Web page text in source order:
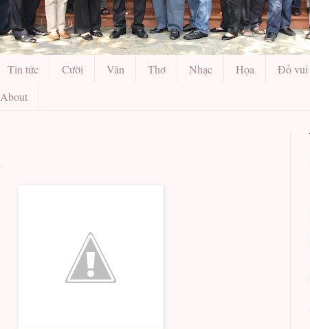
Tin tức Cười Văn Thơ Nhạc Họa Đố vui
About